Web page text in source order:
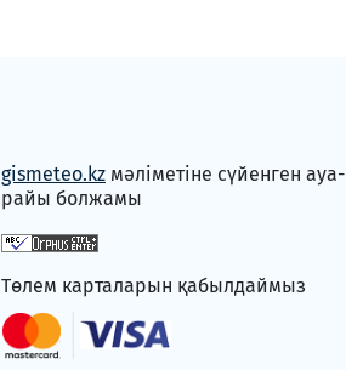
gismeteo.kz мәліметіне сүйенген ауа-
райы болжамы
Төлем карталарын қабылдаймыз